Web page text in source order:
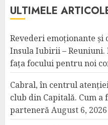
ULTIMELE
Revederi emoționante
Insula Iubirii –
fața focului pentru noi
Cabral, în centrul
club din Capitală. Cum
partenerăAugust 6, 2026